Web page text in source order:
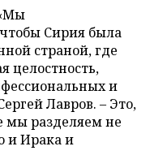
Сирия была
страной, где
целостность,
и
Лавров. – Это,
мы разделяем не
и Ирака и